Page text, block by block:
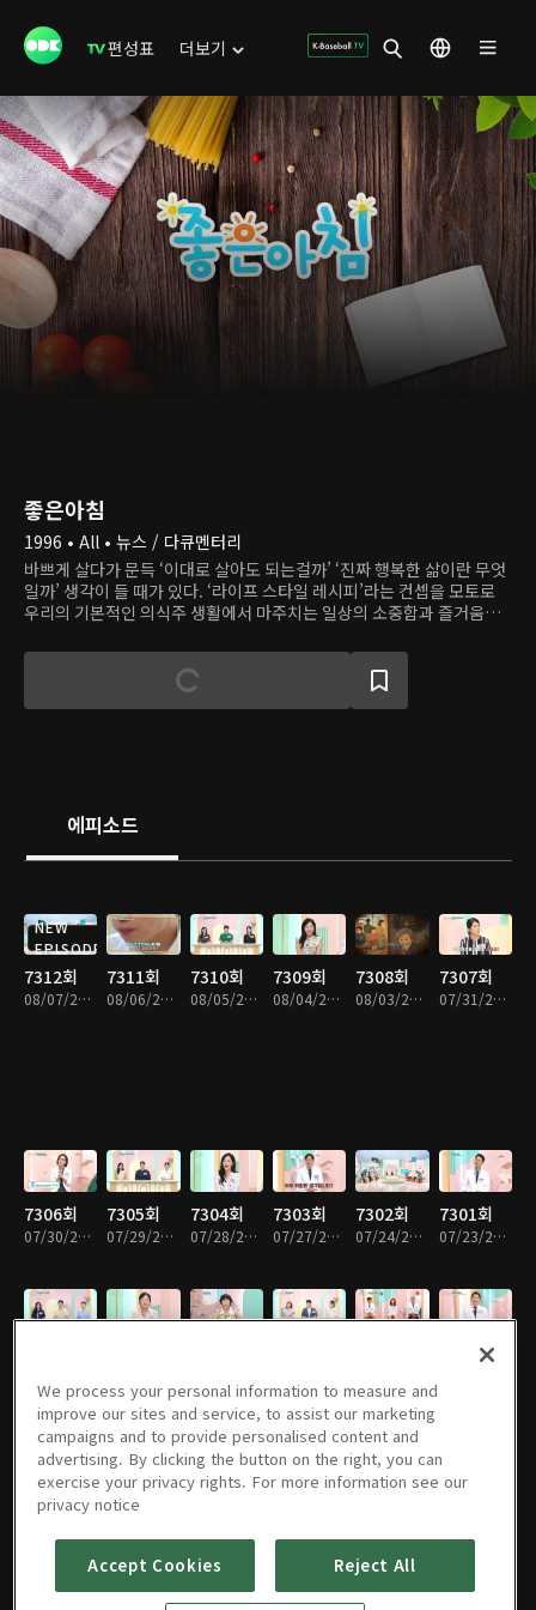
편성표 더보기
좋은아침
1996 • All • 뉴스 / 다큐멘터리
바쁘게 살다가 문득 ‘이대로 살아도 되는걸까’ ‘진짜 행복한 삶이란 무엇
일까’ 생각이 들 때가 있다. ‘라이프 스타일 레시피’라는 컨셉을 모토로
우리의 기본적인 의식주 생활에서 마주치는 일상의 소중함과 즐거움을
에피소드
NEW
EPISODE
7312회
08/07/2026 • 52분
7311회
08/06/2026 • 52분
7310회
08/05/2026 • 52분
7309회
08/04/2026 • 51분
7308회
08/03/2026 • 51분
7307회
07/31/2026 • 52분
7306회
07/30/2026 • 52분
7305회
07/29/2026 • 52분
7304회
07/28/2026 • 51분
7303회
07/27/2026 • 51분
7302회
07/24/2026 • 52분
7301회
07/23/2026 • 52분
7295회
7294회
07/14/2026 • 51분
7293회 7292회 7291회 7290회 7289회
We process your personal information to measure and
improve our sites and service, to assist our marketing
campaigns and to provide personalised content and
advertising. By clicking the button on the right, you can
exercise your privacy rights. For more information see our
privacy notice
Accept Cookies Reject All